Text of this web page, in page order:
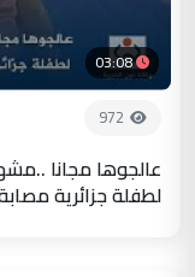
03:08
972
عالجوها مجانا
لطفلة جزائرية